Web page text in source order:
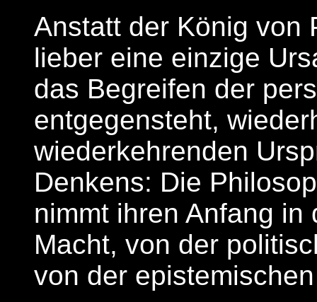
Anstatt der König von
lieber eine einzige
das Begreifen der
entgegensteht,
wiederkehrenden
Denkens: Die
nimmt ihren Anfang
Macht, von der
von der